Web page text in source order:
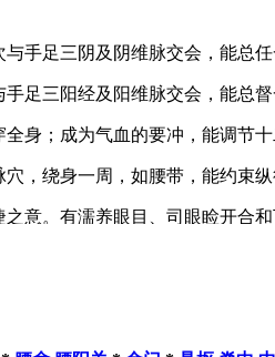
手足三阴及阴维脉交会，能总
足三阳经及阳维脉交会，能总
身；成为气血的要冲，能调节
，绕身一周，如腰带，能约束纵
意。有濡养眼目、司眼睑开合和
阴维脉的功能是“维络诸阴”；阳